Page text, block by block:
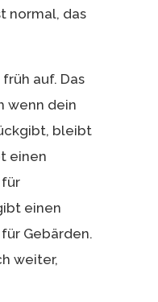
normal, das
auf. Das
wenn dein
bleibt
einen
einen
Gebärden.
weiter,